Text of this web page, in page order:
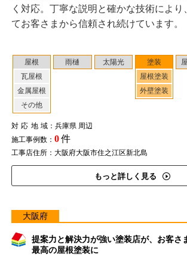
屋根
瓦屋根
金属屋根
その他
雨樋 太陽光
塗装
屋根塗装
外壁塗装
対応地域：兵庫県 周辺
施工事例数： 0件
工事店住所：大阪府大阪市住之江区新北島
もっと詳しく見る
く対応。丁寧な説明と確かな技術により
てお客さまから信頼され続けています。
大阪府
提案力と解決力が強い塗装店が、お客さ
最高の屋根塗装に